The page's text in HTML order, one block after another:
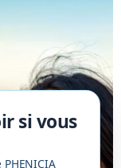
si vous